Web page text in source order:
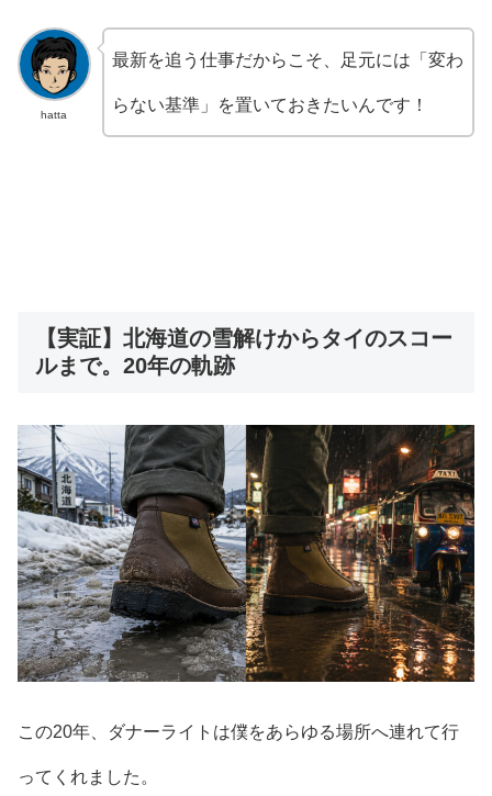
hatta
最新を追う仕事だからこそ、足元には「変わ
らない基準」を置いておきたいんです！
【実証】北海道の雪解けからタイのスコー
ルまで。20年の軌跡
この20年、ダナーライトは僕をあらゆる場所へ連れて行
ってくれました。